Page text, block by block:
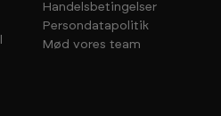
Handelsbetingelser
Persondatapolitik
Mød vores team